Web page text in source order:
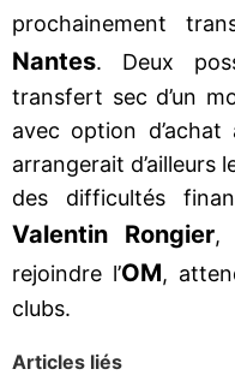
prochainement
Nantes. Deux
transfert sec d’un
avec option
arrangerait d’ailleurs
des difficultés
Valentin Rongier,
rejoindre l’OM,
clubs.
Articles liés